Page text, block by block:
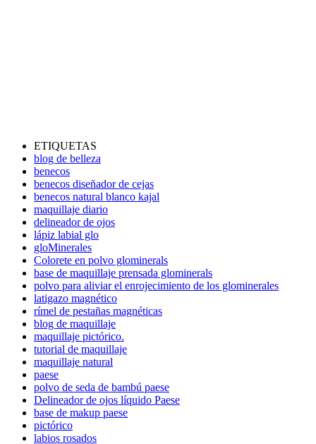
ETIQUETAS
blog de belleza
benecos
benecos diseñador de cejas
benecos natural blanco kajal
maquillaje diario
delineador de ojos
lápiz labial glo
gloMinerales
Colorete en polvo glominerals
base de maquillaje prensada glominerals
polvo para aliviar el enrojecimiento de los glominerales
latigazo magnético
rímel de pestañas magnéticas
blog de maquillaje
maquillaje pictórico.
tutorial de maquillaje
maquillaje natural
paese
polvo de seda de bambú paese
Delineador de ojos líquido Paese
base de makup paese
pictórico
labios rosados